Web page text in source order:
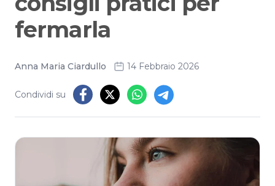
fermarla
Anna Maria Ciardullo 14 Febbraio 2026
Condividi su